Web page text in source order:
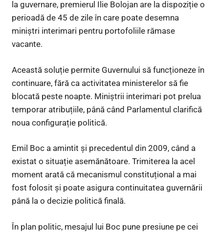
la guvernare, premierul Ilie Bolojan are la dispoziție o
perioadă de 45 de zile în care poate desemna
miniștri interimari pentru portofoliile rămase
vacante.
Această soluție permite Guvernului să funcționeze în
continuare, fără ca activitatea ministerelor să fie
blocată peste noapte. Miniștrii interimari pot prelua
temporar atribuțiile, până când Parlamentul clarifică
noua configurație politică.
Emil Boc a amintit și precedentul din 2009, când a
existat o situație asemănătoare. Trimiterea la acel
moment arată că mecanismul constituțional a mai
fost folosit și poate asigura continuitatea guvernării
până la o decizie politică finală.
În plan politic, mesajul lui Boc pune presiune pe cei